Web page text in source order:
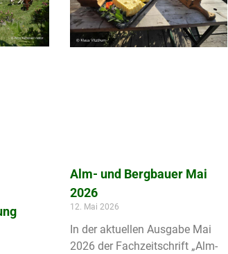
Alm- und Bergbauer Mai
2026
12. Mai 2026
In der aktuellen Ausgabe Mai
2026 der Fachzeitschrift „Alm-